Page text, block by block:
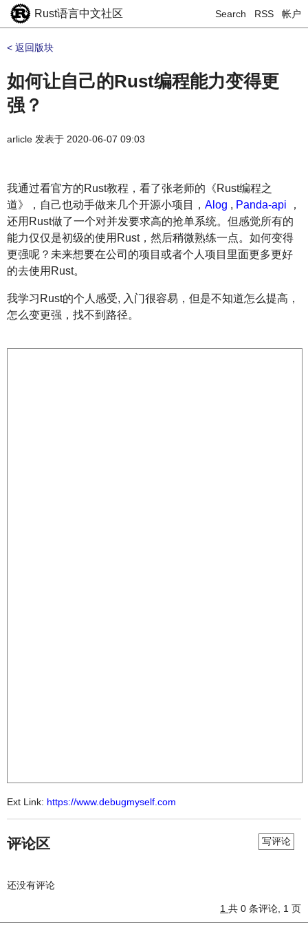
Rust语言中文社区 Search RSS 帐户
< 返回版块
如何让自己的Rust编程能力变得更
强？
arlicle 发表于 2020-06-07 09:03
我通过看官方的Rust教程，看了张老师的《Rust编程之
道》，自己也动手做来几个开源小项目， Alog , Panda-api ，
还用Rust做了一个对并发要求高的抢单系统。但感觉所有的
能力仅仅是初级的使用Rust，然后稍微熟练一点。如何变得
更强呢？未来想要在公司的项目或者个人项目里面更多更好
的去使用Rust。
我学习Rust的个人感受, 入门很容易，但是不知道怎么提高，
怎么变更强，找不到路径。
Ext Link: https://www.debugmyself.com
评论区 写评论
还没有评论
1 共 0 条评论, 1 页